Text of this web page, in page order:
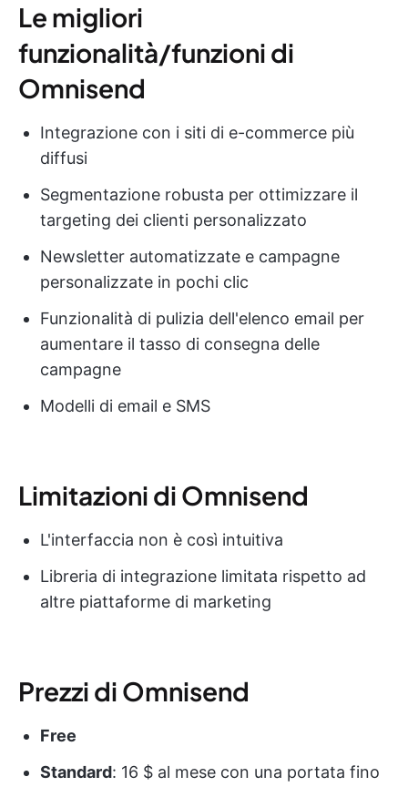
Le migliori
funzionalità/funzioni di
Omnisend
Integrazione con i siti di e-commerce più
diffusi
Segmentazione robusta per ottimizzare il
targeting dei clienti personalizzato
Newsletter automatizzate e campagne
personalizzate in pochi clic
Funzionalità di pulizia dell'elenco email per
aumentare il tasso di consegna delle
campagne
Modelli di email e SMS
Limitazioni di Omnisend
L'interfaccia non è così intuitiva
Libreria di integrazione limitata rispetto ad
altre piattaforme di marketing
Prezzi di Omnisend
Free
Standard: 16 $ al mese con una portata fino